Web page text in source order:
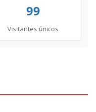
99
Visitantes únicos